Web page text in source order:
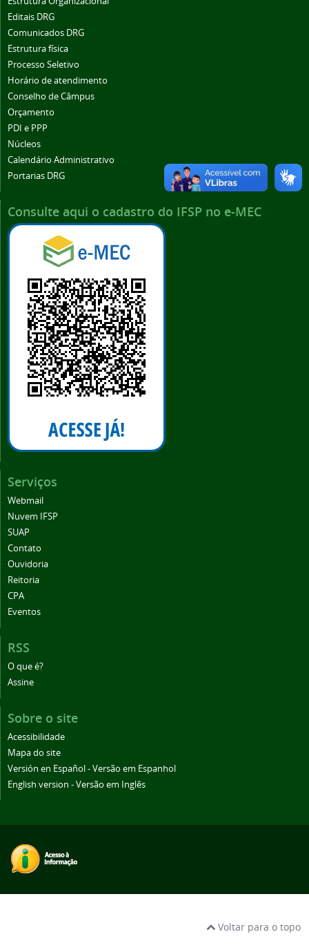
Editais DRG
Comunicados DRG
Estrutura física
Processo Seletivo
Horário de atendimento
Conselho de Câmpus
Orçamento
PDI e PPP
Núcleos
Calendário Administrativo
Portarias DRG
Consulte aqui o cadastro do IFSP no e-MEC
Serviços
Webmail
Nuvem IFSP
SUAP
Contato
Ouvidoria
Reitoria
CPA
Eventos
RSS
O que é?
Assine
Sobre o site
Acessibilidade
Mapa do site
Versión en Español - Versão em Espanhol
English version - Versão em Inglês
Voltar para o topo